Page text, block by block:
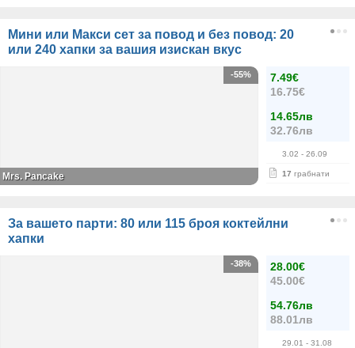
Мини или Макси сет за повод и без повод: 20
или 240 хапки за вашия изискан вкус
7.49€
16.75€
14.65лв
32.76лв
3.02 - 26.09
17 грабнати
-55%
Mrs. Pancake
За вашето парти: 80 или 115 броя коктейлни
хапки
28.00€
45.00€
54.76лв
88.01лв
29.01 - 31.08
-38%